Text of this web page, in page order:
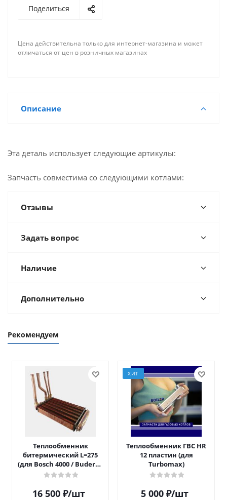
Казань, ул. Проспект Победы, 35Б
Альметьевск, ул. Советская, 180А
Достаточно
Поделиться
Цена действительна только для интернет-магазина и может
отличаться от цен в розничных магазинах
Описание
Эта деталь использует следующие артикулы:
Запчасть совместима со следующими котлами:
Отзывы
Задать вопрос
Наличие
Дополнительно
Рекомендуем
Теплообменник
битермический L=275
(для Bosch 4000 / Buderus
042)
16 500₽/шт
ХИТ
Теплообменник ГВС HR
12 пластин (для
Turbomax)
5 000₽/шт